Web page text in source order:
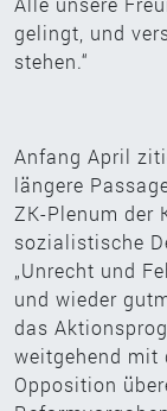
gelingt, und
stehen.“
Anfang April
längere
ZK-Plenum der
sozialistische
„Unrecht und
und wieder
das
weitgehend mit
Opposition